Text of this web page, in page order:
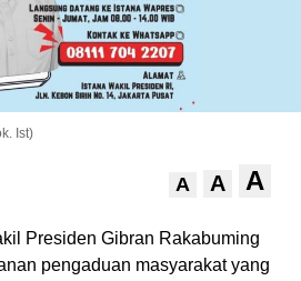
Ist)
A A A
Presiden Gibran Rakabuming
pengaduan masyarakat yang